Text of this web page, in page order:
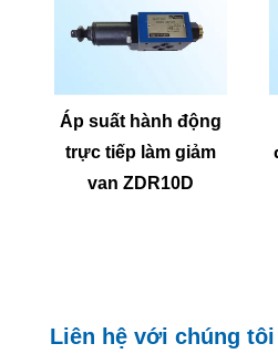
Áp suất hành động
trực tiếp làm giảm
van ZDR10D
Liên hệ với chúng tôi